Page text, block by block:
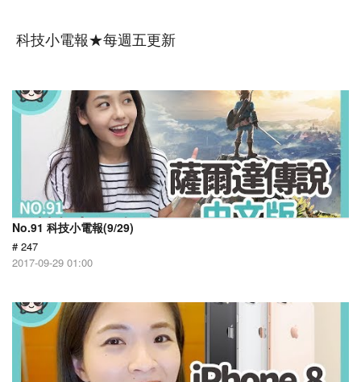
科技小電報★每週五更新
No.91 科技小電報(9/29)
# 247
2017-09-29 01:00